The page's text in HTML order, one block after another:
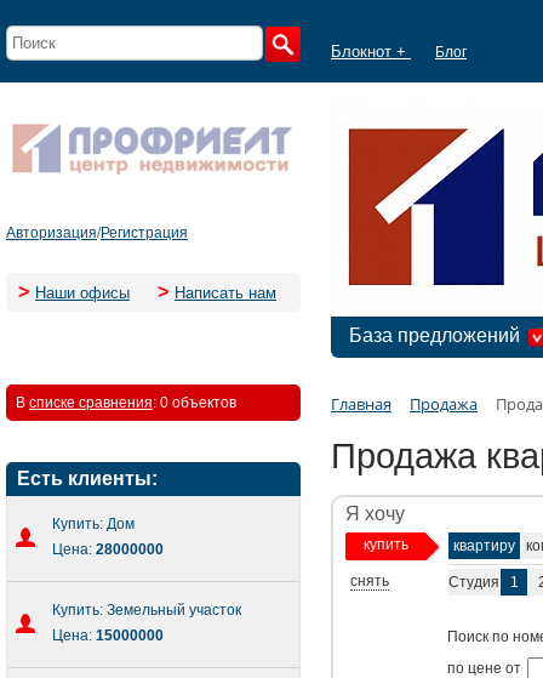
Блокнот + Блог
Авторизация/Регистрация
> Наши офисы > Написать нам
База предложений
В списке сравнения: 0 объектов
Есть клиенты:
Купить: Дом
Цена: 28000000
Купить: Земельный участок
Цена: 15000000
Главная Продажа
Продажа
Я хочу
купить
снять
квартиру
Студия 1
Поиск по
по цене от